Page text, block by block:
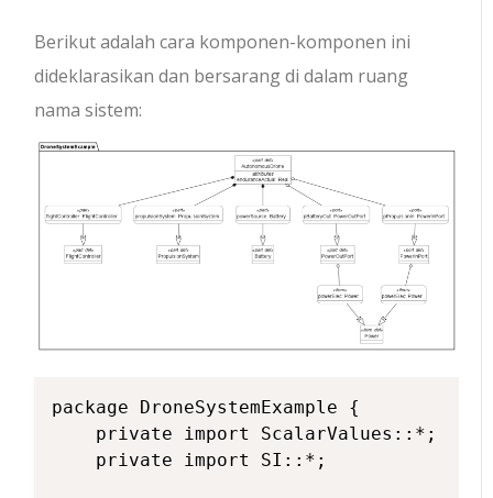
Berikut adalah cara komponen-komponen ini
dideklarasikan dan bersarang di dalam ruang
nama sistem:
package DroneSystemExample {
    private import ScalarValues::*;
    private import SI::*;